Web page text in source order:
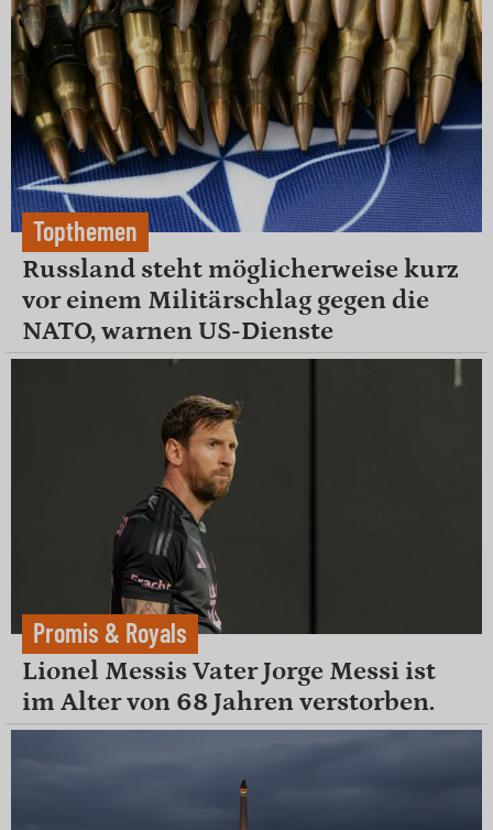
Topthemen
Russland steht möglicherweise kurz
vor einem Militärschlag gegen die
NATO, warnen US-Dienste
Promis & Royals
Lionel Messis Vater Jorge Messi ist
im Alter von 68 Jahren verstorben.